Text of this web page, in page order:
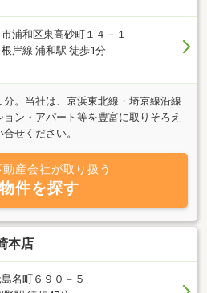
浦和区東高砂町１４－１
根岸線 浦和駅 徒歩1分
。当社は、京浜東北線・埼京線沿線
ン・アパート等を豊富に取りそろえ
せください。
動産会社が取り扱う
件を探す
本店
名町６９０－５